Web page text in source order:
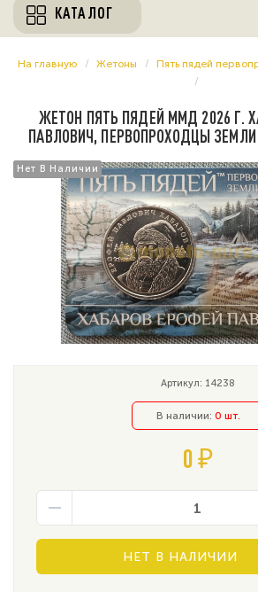
КАТАЛОГ
На главную Жетоны Пять пядей
ЖЕТОН ПЯТЬ ПЯДЕЙ ММД 2026 Г.
ПАВЛОВИЧ, ПЕРВОПРОХОДЦЫ ЗЕМЛИ
Нет В Наличии
Нет В Наличии
Артикул: 14238
В наличии: 0 шт.
0 ₽
НЕТ В НАЛИЧИИ